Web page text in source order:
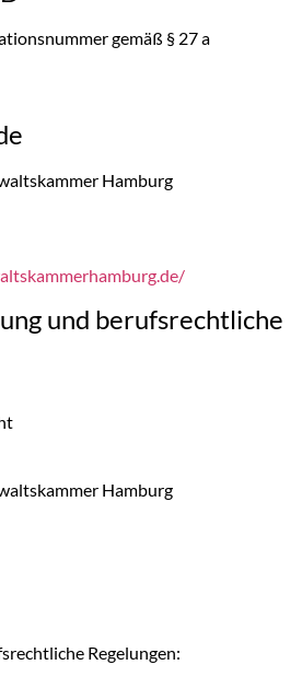
gemäß § 27 a
Hamburg
und berufsrechtliche
Hamburg
Regelungen: